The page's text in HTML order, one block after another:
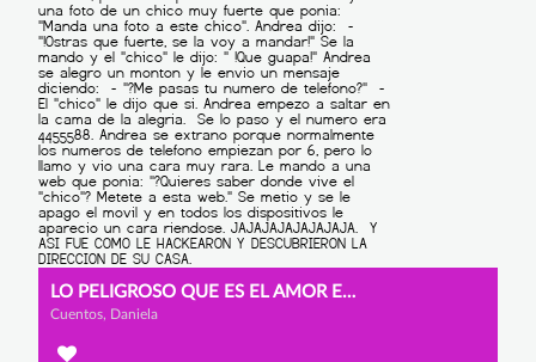
LO PELIGROSO QUE ES EL AMOR EN INTERNET
Cuentos, Daniela